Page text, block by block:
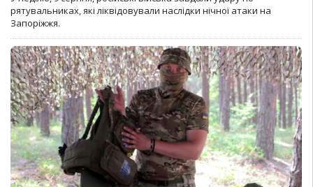
рятувальниках, які ліквідовували наслідки нічної атаки на
Запоріжжя.